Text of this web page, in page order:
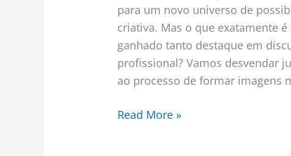
para um novo universo de
criativa. Mas o que exatamente
ganhado tanto destaque em
profissional? Vamos desvendar
ao processo de formar imagens
Read More »